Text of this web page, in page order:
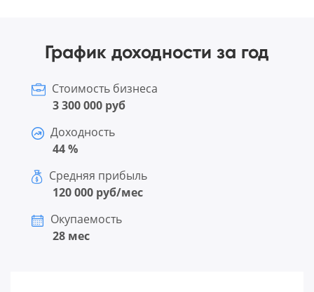
График доходности за год
Стоимость бизнеса
3 300 000 руб
Доходность
44 %
Средняя прибыль
120 000 руб/мес
Окупаемость
28 мес